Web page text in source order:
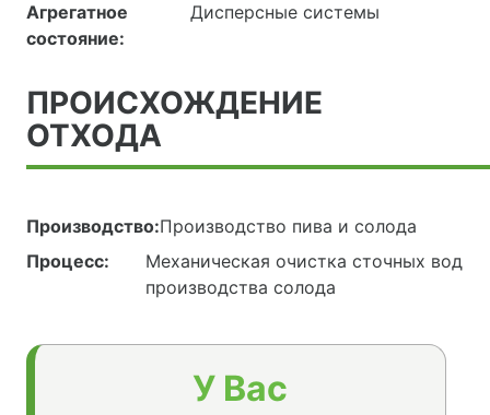
Агрегатное
состояние:
Дисперсные системы
ПРОИСХОЖДЕНИЕ
ОТХОДА
Производство:Производство пива и солода
Процесс:
Механическая очистка сточных вод
производства солода
У Вас